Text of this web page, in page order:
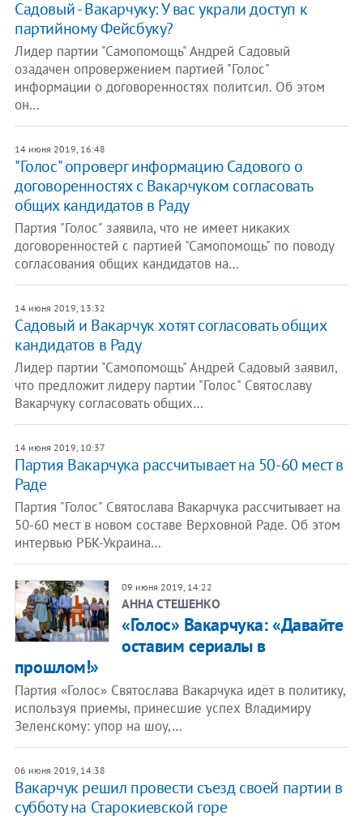
Садовый - Вакарчуку: У вас украли доступ к
партийному Фейсбуку?
Лидер партии "Самопомощь" Андрей Садовый
озадачен опровержением партией "Голос"
информации о договоренностях политсил. Об этом
он…
14 июня 2019, 16:48
"Голос" опроверг информацию Садового о
договоренностях с Вакарчуком согласовать
общих кандидатов в Раду
Партия "Голос" заявила, что не имеет никаких
договоренностей с партией "Самопомощь" по поводу
согласования общих кандидатов на…
14 июня 2019, 13:32
Садовый и Вакарчук хотят согласовать общих
кандидатов в Раду
Лидер партии "Самопомощь" Андрей Садовый заявил,
что предложит лидеру партии "Голос" Святославу
Вакарчуку согласовать общих…
14 июня 2019, 10:37
Партия Вакарчука рассчитывает на 50-60 мест в
Раде
Партия "Голос" Святослава Вакарчука рассчитывает на
50-60 мест в новом составе Верховной Раде. Об этом
интервью РБК-Украина…
09 июня 2019, 14:22
АННА СТЕШЕНКО
«Голос» Вакарчука: «Давайте
оставим сериалы в
прошлом!»
Партия «Голос» Святослава Вакарчука идёт в политику,
используя приемы, принесшие успех Владимиру
Зеленскому: упор на шоу,…
06 июня 2019, 14:38
Вакарчук решил провести съезд своей партии в
субботу на Старокиевской горе